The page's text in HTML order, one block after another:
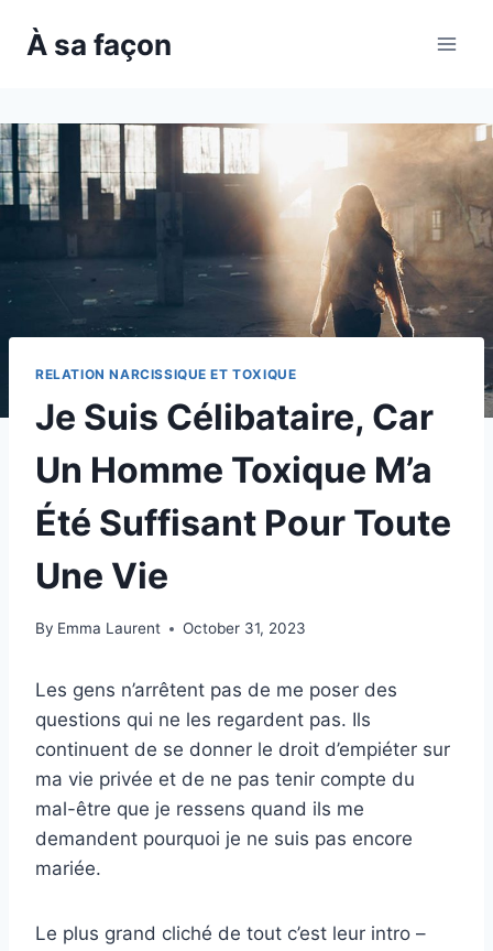
À sa façon
RELATION NARCISSIQUE ET TOXIQUE
Je Suis Célibataire, Car
Un Homme Toxique M’a
Été Suffisant Pour Toute
Une Vie
By Emma Laurent October 31, 2023
Les gens n’arrêtent pas de me poser des
questions qui ne les regardent pas. Ils
continuent de se donner le droit d’empiéter sur
ma vie privée et de ne pas tenir compte du
mal-être que je ressens quand ils me
demandent pourquoi je ne suis pas encore
mariée.
Le plus grand cliché de tout c’est leur intro –